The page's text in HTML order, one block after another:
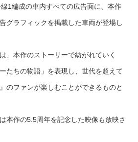
1編成の車内すべての広告面に、本作
グラフィックを掲載した車両が登場し
、本作のストーリーで紡がれていく
たちの物語」を表現し、世代を超えて
のファンが楽しむことができるものと
本作の5.5周年を記念した映像も放映さ